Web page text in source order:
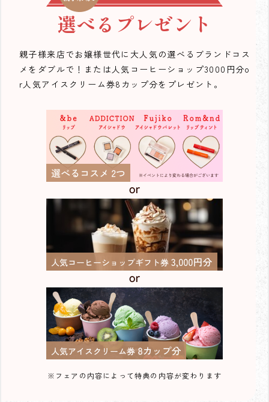
選べるプレゼント
親子様来店でお嬢様世代に大人気の選べるブランドコス
メをダブルで！または人気コーヒーショップ3000円分o
r人気アイスクリーム券8カップ分をプレゼント。
※フェアの内容によって特典の内容が変わります